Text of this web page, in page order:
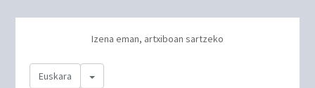
Izena eman, artxiboan sartzeko
Euskara Toggle Dropdown